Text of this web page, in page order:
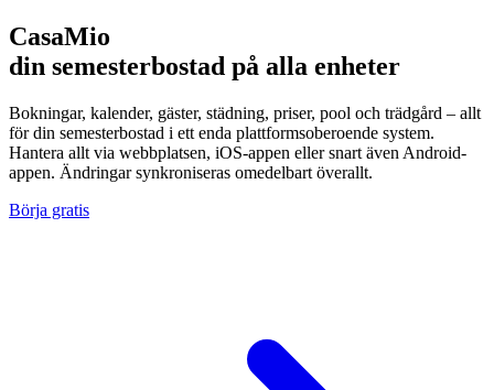
CasaMio
din semesterbostad på alla enheter
Bokningar, kalender, gäster, städning, priser, pool och trädgård – allt
för din semesterbostad i ett enda plattformsoberoende system.
Hantera allt via webbplatsen, iOS-appen eller snart även Android-
appen. Ändringar synkroniseras omedelbart överallt.
Börja gratis